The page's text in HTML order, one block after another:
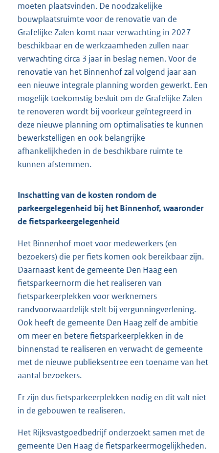
moeten plaatsvinden. De noodzakelijke
bouwplaatsruimte voor de renovatie van de
Grafelijke Zalen komt naar verwachting in 2027
beschikbaar en de werkzaamheden zullen naar
verwachting circa 3 jaar in beslag nemen. Voor de
renovatie van het Binnenhof zal volgend jaar aan
een nieuwe integrale planning worden gewerkt. Een
mogelijk toekomstig besluit om de Grafelijke Zalen
te renoveren wordt bij voorkeur geïntegreerd in
deze nieuwe planning om optimalisaties te kunnen
bewerkstelligen en ook belangrijke
afhankelijkheden in de beschikbare ruimte te
kunnen afstemmen.
Inschatting van de kosten rondom de
parkeergelegenheid bij het Binnenhof, waaronder
de fietsparkeergelegenheid
Het Binnenhof moet voor medewerkers (en
bezoekers) die per fiets komen ook bereikbaar zijn.
Daarnaast kent de gemeente Den Haag een
fietsparkeernorm die het realiseren van
fietsparkeerplekken voor werknemers
randvoorwaardelijk stelt bij vergunningverlening.
Ook heeft de gemeente Den Haag zelf de ambitie
om meer en betere fietsparkeerplekken in de
binnenstad te realiseren en verwacht de gemeente
met de nieuwe publieksentree een toename van het
aantal bezoekers.
Er zijn dus fietsparkeerplekken nodig en dit valt niet
in de gebouwen te realiseren.
Het Rijksvastgoedbedrijf onderzoekt samen met de
gemeente Den Haag de fietsparkeermogelijkheden.